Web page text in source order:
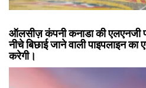
ऑलसीज़ कंपनी कनाडा की एलएनजी
नीचे बिछाई जाने वाली पाइपलाइन का
करेगी।